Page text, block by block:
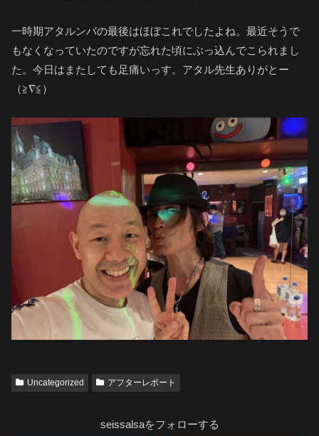
一時期アタルンバの最後はほぼこれでしたよね。最近そうで
もなくなっていたのですが忘れた頃にぶっ込んでこられまし
た。今日はまたしても足痛いっす。アタル先生ありがとー
（≧∇≦）
Uncategorized アフターレポート
seissalsaをフォローする